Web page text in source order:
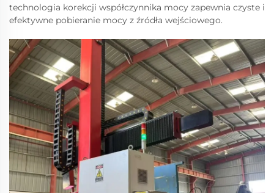
technologia korekcji współczynnika mocy zapewnia czyste i
efektywne pobieranie mocy z źródła wejściowego.